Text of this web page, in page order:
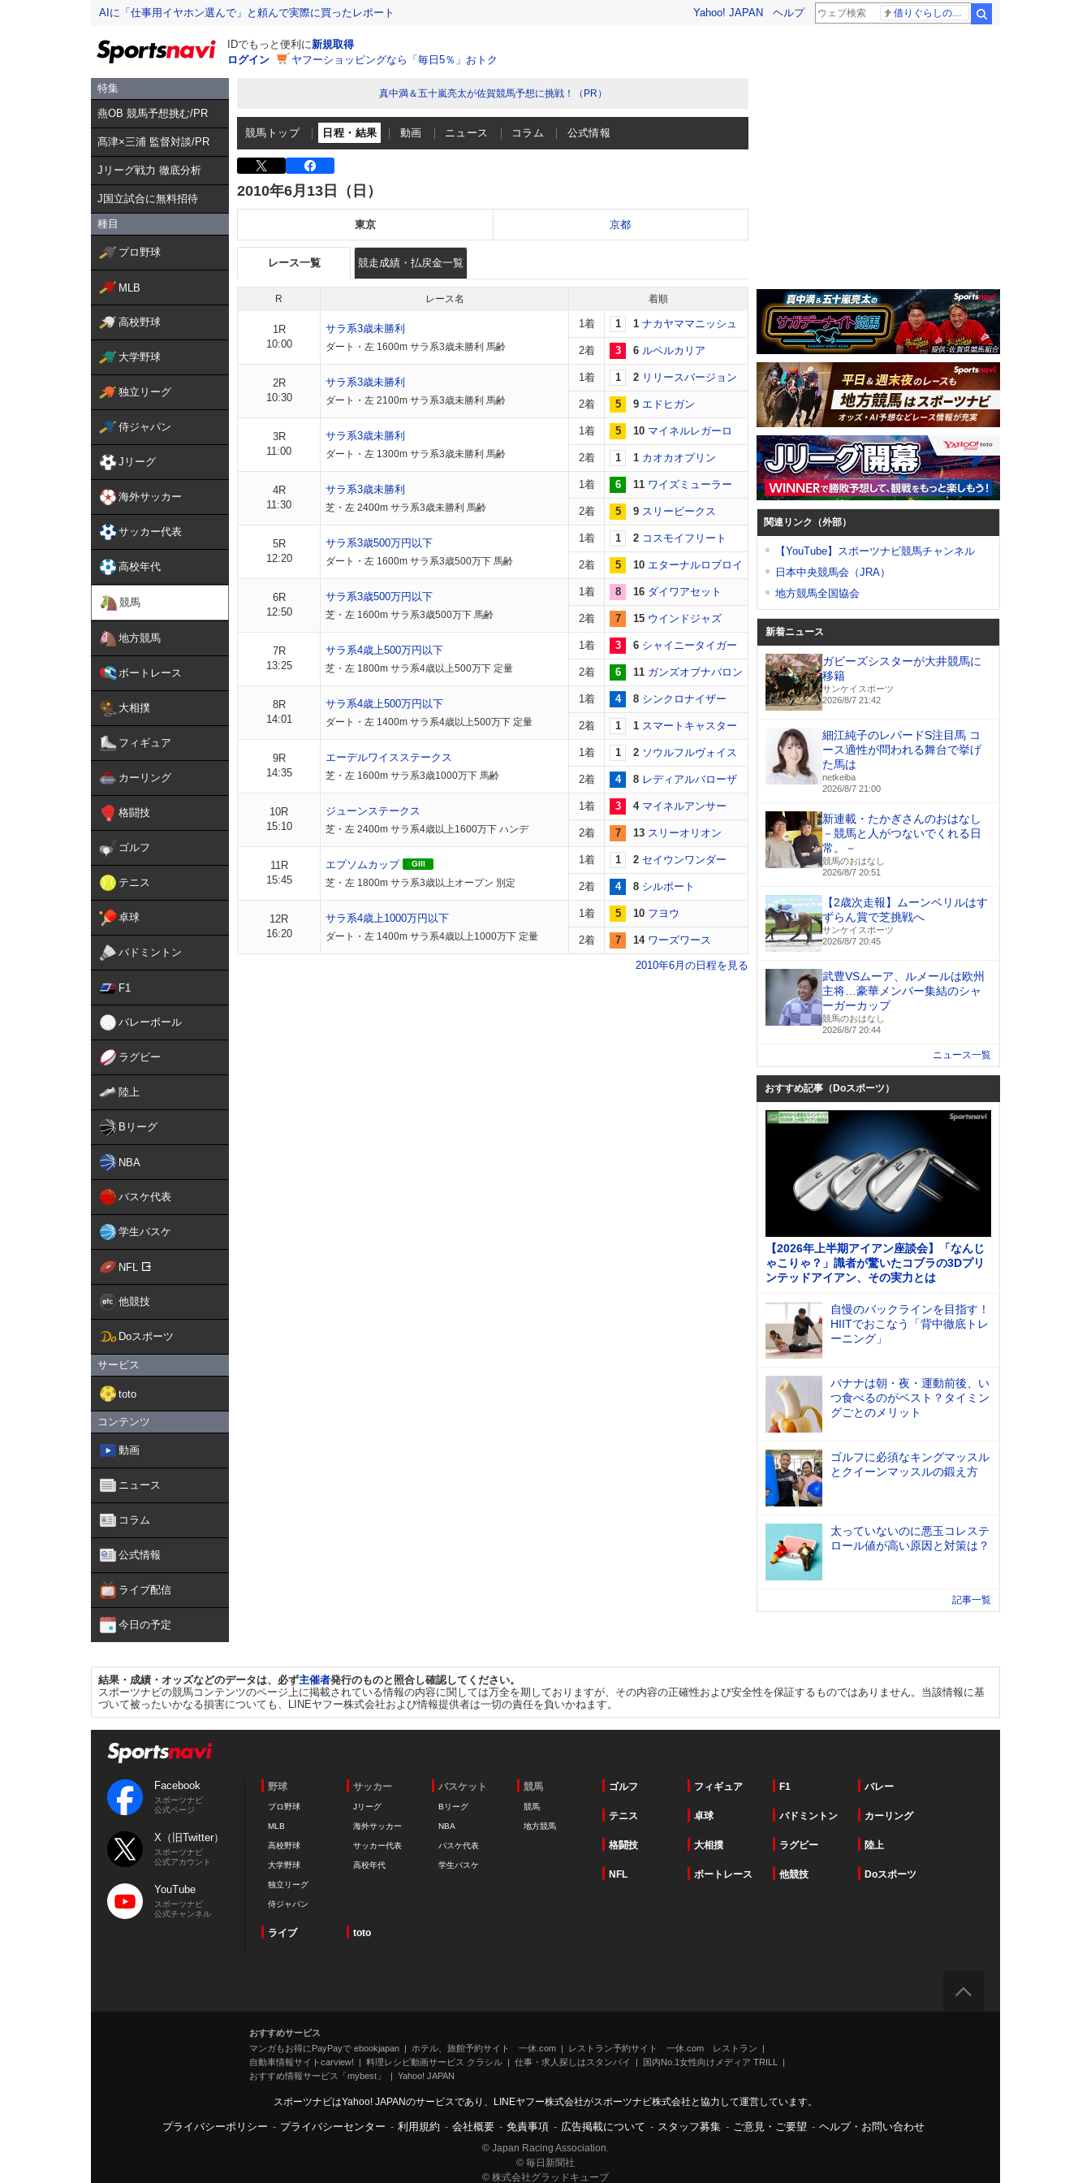
AIに「仕事用イヤホン選んで」と頼んで実際に買ったレポート Yahoo! JAPAN ヘルプ
IDでもっと便利に新規取得
ログイン
ヤフーショッピングなら「毎日5％」おトク
特集
燕OB 競馬予想挑む/PR
髙津×三浦 監督対談/PR
Jリーグ戦力 徹底分析
J国立試合に無料招待
種目
プロ野球
MLB
高校野球
大学野球
独立リーグ
侍ジャパン
Jリーグ
海外サッカー
サッカー代表
高校年代
競馬
地方競馬
ボートレース
大相撲
フィギュア
カーリング
格闘技
ゴルフ
テニス
卓球
バドミントン
F1
バレーボール
ラグビー
陸上
Bリーグ
NBA
バスケ代表
学生バスケ
NFL
他競技
Doスポーツ
サービス
toto
コンテンツ
動画
ニュース
コラム
公式情報
ライブ配信
今日の予定
真中満＆五十嵐亮太が佐賀競馬予想に挑戦！（PR）
競馬トップ 日程・結果 動画 ニュース コラム 公式情報
2010年6月13日（日）
東京 京都
レース一覧 競走成績・払戻金一覧
R レース名 着順
1R
10:00
サラ系3歳未勝利
ダート・左 1600m サラ系3歳未勝利 馬齢
1着 1 1 ナカヤママニッシュ
2着 3 6 ルペルカリア
2R
10:30
サラ系3歳未勝利
ダート・左 2100m サラ系3歳未勝利 馬齢
1着 1 2 リリースバージョン
2着 5 9 エドヒガン
3R
11:00
サラ系3歳未勝利
ダート・左 1300m サラ系3歳未勝利 馬齢
1着 5 10 マイネルレガーロ
2着 1 1 カオカオプリン
4R
11:30
サラ系3歳未勝利
芝・左 2400m サラ系3歳未勝利 馬齢
1着 6 11 ワイズミューラー
2着 5 9 スリーピークス
5R
12:20
サラ系3歳500万円以下
ダート・左 1600m サラ系3歳500万下 馬齢
1着 1 2 コスモイフリート
2着 5 10 エターナルロブロイ
6R
12:50
サラ系3歳500万円以下
芝・左 1600m サラ系3歳500万下 馬齢
1着 8 16 ダイワアセット
2着 7 15 ウインドジャズ
7R
13:25
サラ系4歳上500万円以下
芝・左 1800m サラ系4歳以上500万下 定量
1着 3 6 シャイニータイガー
2着 6 11 ガンズオブナバロン
8R
14:01
サラ系4歳上500万円以下
ダート・左 1400m サラ系4歳以上500万下 定量
1着 4 8 シンクロナイザー
2着 1 1 スマートキャスター
9R
14:35
エーデルワイスステークス
芝・左 1600m サラ系3歳1000万下 馬齢
1着 1 2 ソウルフルヴォイス
2着 4 8 レディアルバローザ
10R
15:10
ジューンステークス
芝・左 2400m サラ系4歳以上1600万下 ハンデ
1着 3 4 マイネルアンサー
2着 7 13 スリーオリオン
11R
15:45
エプソムカップ GIII
芝・左 1800m サラ系3歳以上オープン 別定
1着 1 2 セイウンワンダー
2着 4 8 シルポート
12R
16:20
サラ系4歳上1000万円以下
ダート・左 1400m サラ系4歳以上1000万下 定量
1着 5 10 フヨウ
2着 7 14 ワーズワース
2010年6月の日程を見る
関連リンク（外部）
【YouTube】スポーツナビ競馬チャンネル
日本中央競馬会（JRA）
地方競馬全国協会
新着ニュース
ガビーズシスターが大井競馬に
移籍
サンケイスポーツ
2026/8/7 21:42
細江純子のレパードS注目馬 コ
ース適性が問われる舞台で挙げ
た馬は
netkeiba
2026/8/7 21:00
新連載・たかぎさんのおはなし
－競馬と人がつないでくれる日
常。－
競馬のおはなし
2026/8/7 20:51
【2歳次走報】ムーンベリルはす
ずらん賞で芝挑戦へ
サンケイスポーツ
2026/8/7 20:45
武豊VSムーア、ルメールは欧州
主将…豪華メンバー集結のシャ
ーガーカップ
競馬のおはなし
2026/8/7 20:44
ニュース一覧
おすすめ記事（Doスポーツ）
【2026年上半期アイアン座談会】「なんじ
ゃこりゃ？」識者が驚いたコブラの3Dプリ
ンテッドアイアン、その実力とは
自慢のバックラインを目指す！
HIITでおこなう「背中徹底トレ
ーニング」
バナナは朝・夜・運動前後、い
つ食べるのがベスト？タイミン
グごとのメリット
ゴルフに必須なキングマッスル
とクイーンマッスルの鍛え方
太っていないのに悪玉コレステ
ロール値が高い原因と対策は？
記事一覧
結果・成績・オッズなどのデータは、必ず主催者発行のものと照合し確認してください。
スポーツナビの競馬コンテンツのページ上に掲載されている情報の内容に関しては万全を期しておりますが、その内容の正確性および安全性を保証するものではありません。当該情報に基
づいて被ったいかなる損害についても、LINEヤフー株式会社および情報提供者は一切の責任を負いかねます。
Facebook
スポーツナビ
公式ページ
X（旧Twitter）
スポーツナビ
公式アカウント
YouTube
スポーツナビ
公式チャンネル
野球
プロ野球
MLB
高校野球
大学野球
独立リーグ
侍ジャパン
サッカー
Jリーグ
海外サッカー
サッカー代表
高校年代
バスケット
Bリーグ
NBA
バスケ代表
学生バスケ
競馬
競馬
地方競馬
ゴルフ フィギュア F1 バレー
テニス 卓球 バドミントン カーリング
格闘技 大相撲 ラグビー 陸上
NFL ボートレース 他競技 Doスポーツ
ライブ toto
おすすめサービス
マンガもお得にPayPayで ebookjapan
ホテル、旅館予約サイト 一休.com
レストラン予約サイト 一休.com レストラン
自動車情報サイトcarview!
料理レシピ動画サービス クラシル 仕事・求人探しはスタンバイ
国内No.1女性向けメディア TRILL
おすすめ情報サービス「mybest」
Yahoo! JAPAN
スポーツナビはYahoo! JAPANのサービスであり、LINEヤフー株式会社がスポーツナビ株式会社と協力して運営しています。
プライバシーポリシー - プライバシーセンター - 利用規約 - 会社概要 - 免責事項 - 広告掲載について - スタッフ募集 - ご意見・ご要望 - ヘルプ・お問い合わせ
© Japan Racing Association.
© 毎日新聞社
© 株式会社グラッドキューブ